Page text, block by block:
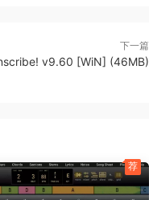
下一篇
v9.60 [WiN] (46MB)
荐